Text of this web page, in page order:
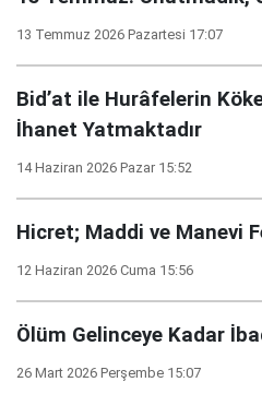
13 Temmuz 2026 Pazartesi 17:07
Bid’at ile Hurâfelerin
İhanet Yatmaktadır
14 Haziran 2026 Pazar 15:52
Hicret; Maddi ve Manevi
12 Haziran 2026 Cuma 15:56
Ölüm Gelinceye Kadar
26 Mart 2026 Perşembe 15:07